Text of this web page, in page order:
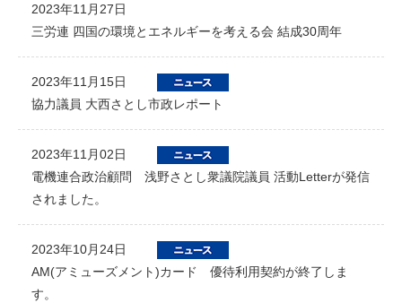
2023年11月27日
三労連 四国の環境とエネルギーを考える会 結成30周年
2023年11月15日
協力議員 大西さとし市政レポート
2023年11月02日
電機連合政治顧問 浅野さとし衆議院議員 活動Letterが発信
されました。
2023年10月24日
AM(アミューズメント)カード 優待利用契約が終了しま
す。